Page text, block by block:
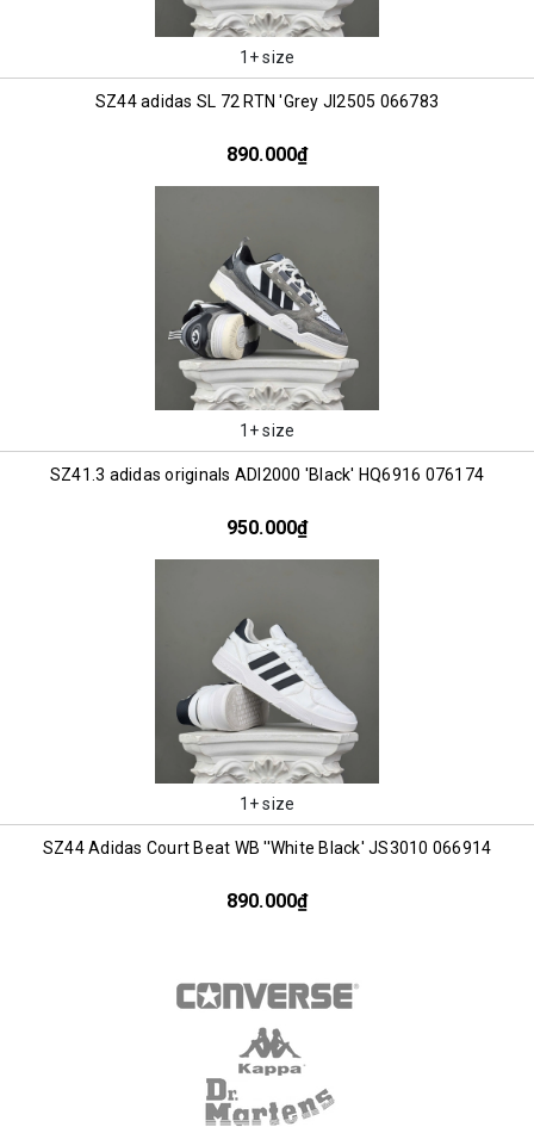
1+ size
SZ44 adidas SL 72 RTN 'Grey JI2505 066783
890.000₫
1+ size
SZ41.3 adidas originals ADI2000 'Black' HQ6916 076174
950.000₫
1+ size
SZ44 Adidas Court Beat WB ''White Black' JS3010 066914
890.000₫